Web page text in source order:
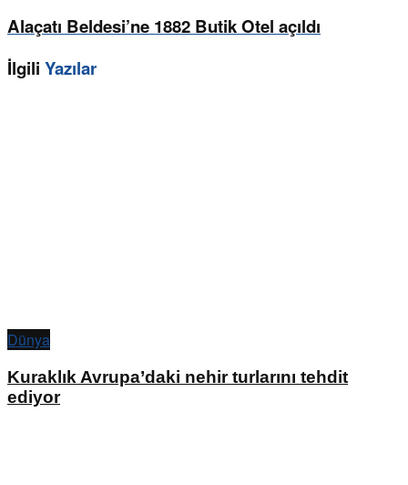
Alaçatı Beldesi’ne 1882 Butik Otel açıldı
İlgili Yazılar
Dünya
Kuraklık Avrupa’daki nehir turlarını tehdit
ediyor